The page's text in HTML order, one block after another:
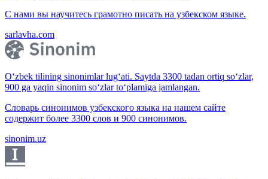
С нами вы научитесь грамотно писать на узбекском языке.
sarlavha.com
O‘zbek tilining sinonimlar lug‘ati. Saytda 3300 tadan ortiq so‘zlar,
900 ga yaqin sinonim so‘zlar to‘plamiga jamlangan.
Словарь синонимов узбекского языка на нашем сайте
содержит более 3300 слов и 900 синонимов.
sinonim.uz